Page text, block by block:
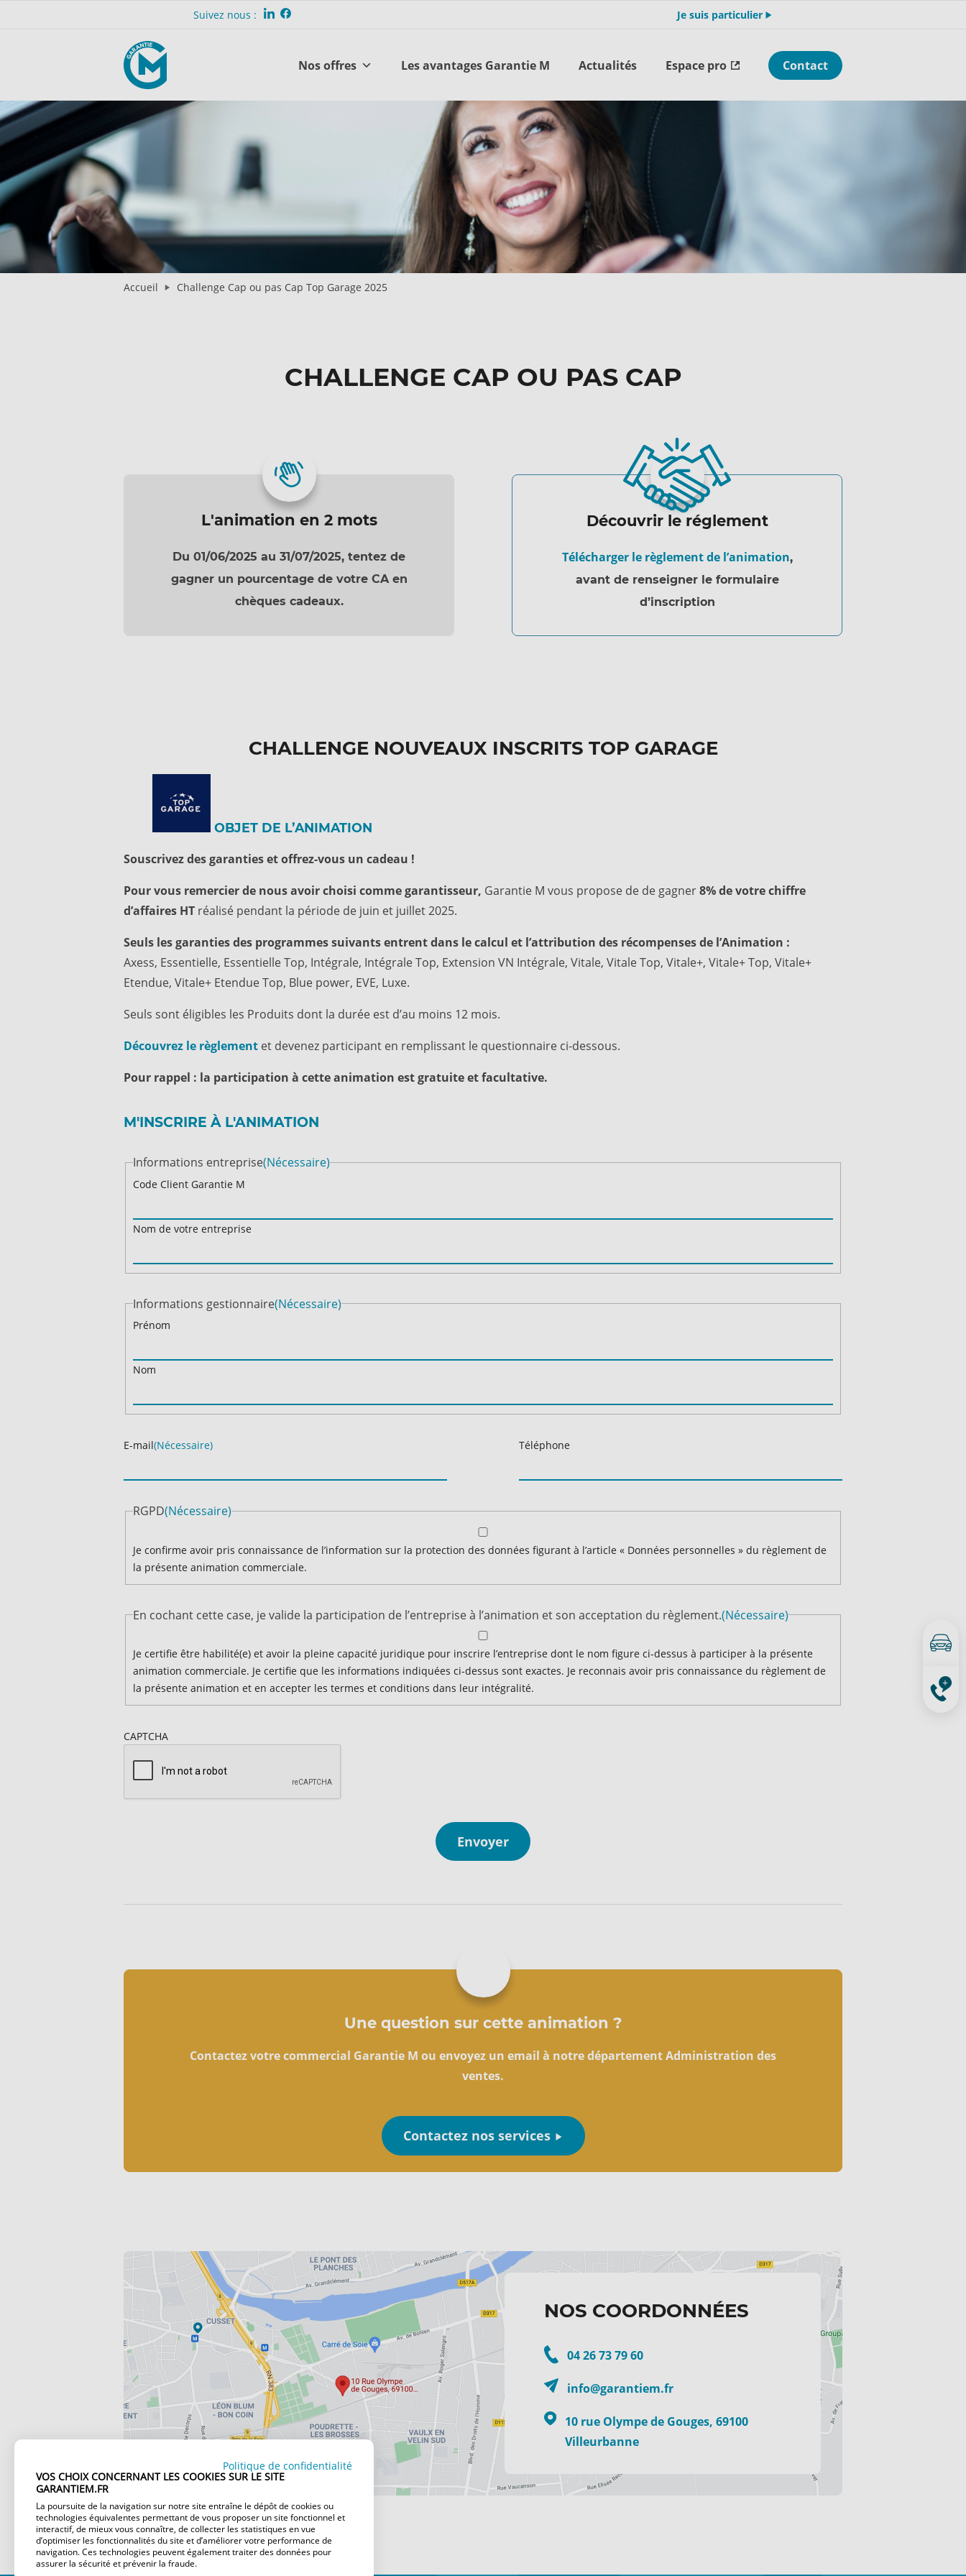
Suivez nous : Je suis particulier
Nos offres Les avantages Garantie M Actualités Espace pro Contact
Accueil Challenge Cap ou pas Cap Top Garage 2025
CHALLENGE CAP OU PAS CAP
L'animation en 2 mots
Du 01/06/2025 au 31/07/2025, tentez de
gagner un pourcentage de votre CA en
chèques cadeaux.
Découvrir le réglement
Télécharger le règlement de l’animation,
avant de renseigner le formulaire
d’inscription
CHALLENGE NOUVEAUX INSCRITS TOP GARAGE
OBJET DE L’ANIMATION
Souscrivez des garanties et offrez-vous un cadeau !
Pour vous remercier de nous avoir choisi comme garantisseur, Garantie M vous propose de de gagner8% de votre chiffre
d’affaires HT réalisé pendant la période de juin et juillet 2025.
Seuls les garanties des programmes suivants entrent dans le calcul et l’attribution des récompenses de l’Animation :
Axess, Essentielle, Essentielle Top, Intégrale, Intégrale Top, Extension VN Intégrale, Vitale, Vitale Top, Vitale+, Vitale+ Top, Vitale+
Etendue, Vitale+ Etendue Top, Blue power, EVE, Luxe.
Seuls sont éligibles les Produits dont la durée est d’au moins 12 mois.
Découvrez le règlement et devenez participant en remplissant le questionnaire ci-dessous.
Pour rappel : la participation à cette animation est gratuite et facultative.
M'INSCRIRE À L'ANIMATION
Informations entreprise(Nécessaire)
Code Client Garantie M
Nom de votre entreprise
Informations gestionnaire(Nécessaire)
Prénom
Nom
E-mail(Nécessaire) Téléphone
RGPD(Nécessaire)
Je confirme avoir pris connaissance de l’information sur la protection des données figurant à l’article « Données personnelles » du règlement de
la présente animation commerciale.
En cochant cette case, je valide la participation de l’entreprise à l’animation et son acceptation du règlement.(Nécessaire)
Je certifie être habilité(e) et avoir la pleine capacité juridique pour inscrire l’entreprise dont le nom figure ci-dessus à participer à la présente
animation commerciale. Je certifie que les informations indiquées ci-dessus sont exactes. Je reconnais avoir pris connaissance du règlement de
la présente animation et en accepter les termes et conditions dans leur intégralité.
CAPTCHA
Une question sur cette animation ?
Contactez votre commercial Garantie M ou envoyez un email à notre département Administration des
ventes.
Contactez nos services
NOS COORDONNÉES
04 26 73 79 60
info@garantiem.fr
10 rue Olympe de Gouges, 69100
Villeurbanne
Politique de confidentialité
VOS CHOIX CONCERNANT LES COOKIES SUR LE SITE
GARANTIEM.FR
La poursuite de la navigation sur notre site entraîne le dépôt de cookies ou
technologies équivalentes permettant de vous proposer un site fonctionnel et
interactif, de mieux vous connaître, de collecter les statistiques en vue
d’optimiser les fonctionnalités du site et d’améliorer votre performance de
navigation. Ces technologies peuvent également traiter des données pour
assurer la sécurité et prévenir la fraude.